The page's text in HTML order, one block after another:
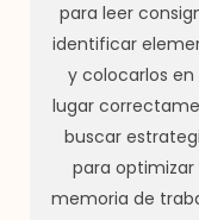
para leer
identificar
y colocarlos en
lugar
buscar
para optimizar
memoria de